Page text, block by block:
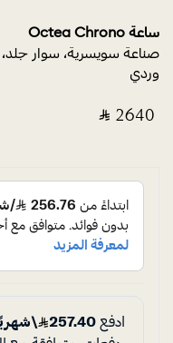
ساعة Octea Chrono
صناعة سويسرية، سوار
وردي
‎ ⃁ ⁦2640⁩ ‎